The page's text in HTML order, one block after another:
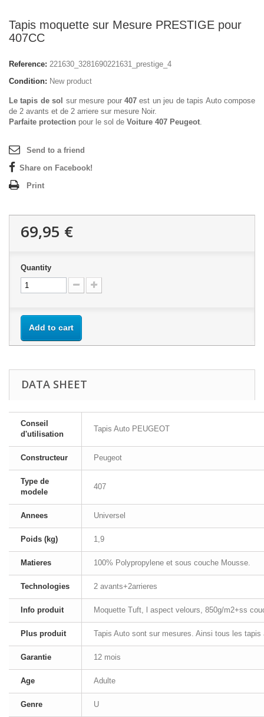
Tapis moquette sur Mesure PRESTIGE pour
407CC
Reference: 221630_3281690221631_prestige_4
Condition: New product
Le tapis de sol sur mesure pour407 est un jeu de tapis Auto compose
de 2 avants et de 2 arriere sur mesure Noir.
Parfaite protection pour le sol de Voiture 407 Peugeot.
Send to a friend
Share on Facebook!
Print
69,95 €
Quantity
Add to cart
DATA SHEET
Conseil
d'utilisation
Tapis Auto PEUGEOT
Constructeur Peugeot
Type de
modele
407
Annees Universel
Poids (kg) 1,9
Matieres 100% Polypropylene et sous couche Mousse.
Technologies 2 avants+2arrieres
Info produit Moquette Tuft, l aspect velours, 850g/m2+ss
Plus produit Tapis Auto sont sur mesures. Ainsi tous les
Garantie 12 mois
Age Adulte
Genre U